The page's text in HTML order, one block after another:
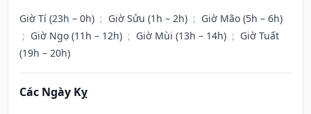
Giờ Tí (23h – 0h) ; Giờ Sửu (1h – 2h) ; Giờ Mão (5h – 6h)
; Giờ Ngọ (11h – 12h) ; Giờ Mùi (13h – 14h) ; Giờ Tuất
(19h – 20h)
Các Ngày Kỵ